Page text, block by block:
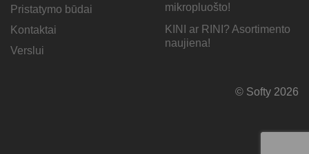
Pristatymo būdai
Kontaktai
Verslui
mikropluošto!
KINI ar RINI? Asortimento
naujiena!
© Softy 2026